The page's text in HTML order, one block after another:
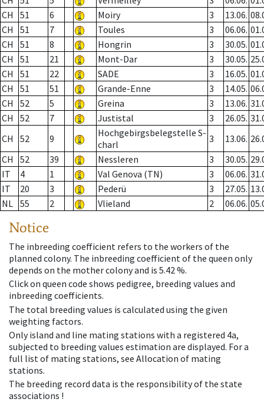
CH
51 6 Moiry 3 13.06.
CH
51 7 Toules 3 06.06.
CH
51 8 Hongrin 3 30.05.
CH
51 21 Mont-Dar 3 30.05.
CH
51 22 SADE 3 16.05.
CH
51 51 Grande-Enne 3 14.05.
CH
52 5 Greina 3 13.06.
CH
52 7 Justistal 3 26.05.
CH
52 9
Hochgebirgsbelegstelle S-
charl
3 13.06.
CH
52 39 Nessleren 3 30.05.
IT
4 1 Val Genova (TN) 3 06.06.
IT
20 3 Pederü 3 27.05.
NL 55 2 Vlieland 2 06.06.
Notice
The inbreeding coefficient refers to the workers of the
planned colony. The inbreeding coefficient of the queen only
depends on the mother colony and is 5.42 %.
Click on queen code shows pedigree, breeding values and
inbreeding coefficients.
The total breeding values is calculated using the given
weighting factors.
Only island and line mating stations with a registered 4a,
subjected to breeding values estimation are displayed. For a
full list of mating stations, see Allocation of mating
stations.
The breeding record data is the responsibility of the state
associations !